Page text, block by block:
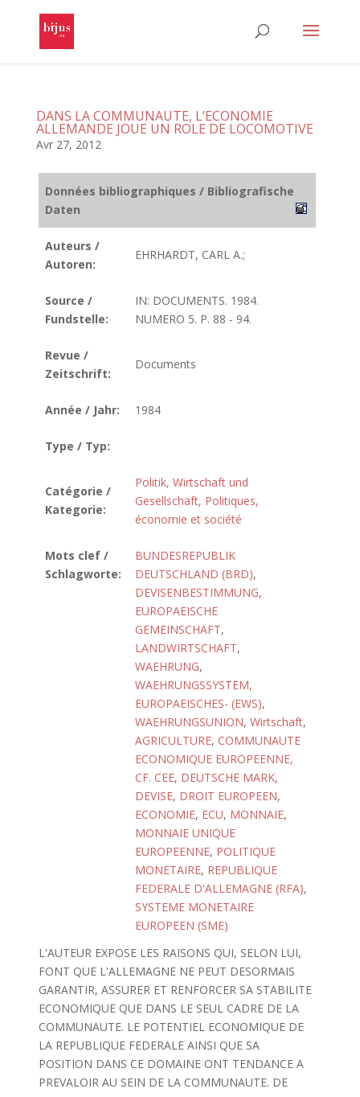
DANS LA COMMUNAUTE, L’ECONOMIE
ALLEMANDE JOUE UN ROLE DE LOCOMOTIVE
Avr 27, 2012
Données bibliographiques / Bibliografische
Daten
Auteurs /
Autoren:
EHRHARDT, CARL A.;
Source /
Fundstelle:
IN: DOCUMENTS. 1984.
NUMERO 5. P. 88 - 94.
Revue /
Zeitschrift:
Documents
Année / Jahr: 1984
Type / Typ:
Catégorie /
Kategorie:
Politik, Wirtschaft und
Gesellschaft, Politiques,
économie et société
Mots clef /
Schlagworte:
BUNDESREPUBLIK
DEUTSCHLAND (BRD),
DEVISENBESTIMMUNG,
EUROPAEISCHE
GEMEINSCHAFT,
LANDWIRTSCHAFT,
WAEHRUNG,
WAEHRUNGSSYSTEM,
EUROPAEISCHES- (EWS),
WAEHRUNGSUNION, Wirtschaft,
AGRICULTURE, COMMUNAUTE
ECONOMIQUE EUROPEENNE,
CF. CEE, DEUTSCHE MARK,
DEVISE, DROIT EUROPEEN,
ECONOMIE, ECU, MONNAIE,
MONNAIE UNIQUE
EUROPEENNE, POLITIQUE
MONETAIRE, REPUBLIQUE
FEDERALE D'ALLEMAGNE (RFA),
SYSTEME MONETAIRE
EUROPEEN (SME)
L'AUTEUR EXPOSE LES RAISONS QUI, SELON LUI,
FONT QUE L'ALLEMAGNE NE PEUT DESORMAIS
GARANTIR, ASSURER ET RENFORCER SA STABILITE
ECONOMIQUE QUE DANS LE SEUL CADRE DE LA
COMMUNAUTE. LE POTENTIEL ECONOMIQUE DE
LA REPUBLIQUE FEDERALE AINSI QUE SA
POSITION DANS CE DOMAINE ONT TENDANCE A
PREVALOIR AU SEIN DE LA COMMUNAUTE. DE